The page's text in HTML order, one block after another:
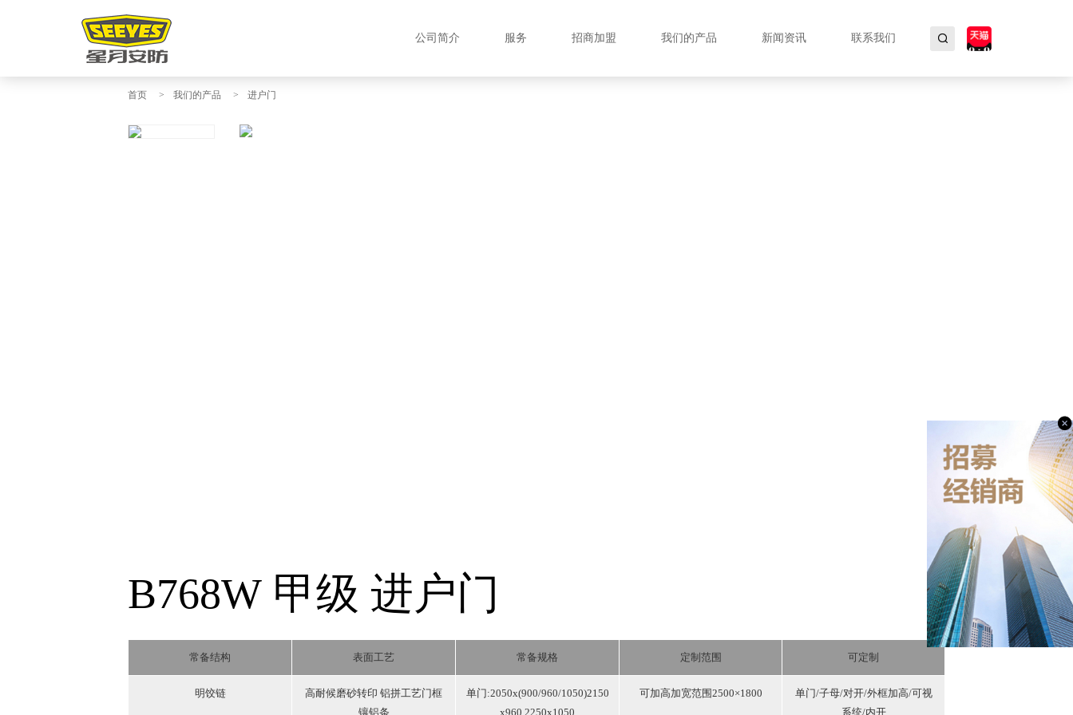
公司简介 服务 招商加盟 我们的产品 新闻资讯 联系我们
首页 > 我们的产品 > 进户门
B768W 甲级 进户门
常备结构 表面工艺 常备规格 定制范围 可定制
明饺链
高耐候磨砂转印 铝拼工艺门框
镶铝条
单门:2050x(900/960/1050)2150
x960 2250x1050
可加高加宽范围2500×1800
单门/子母/对开/外框加高/可视
系统/内开